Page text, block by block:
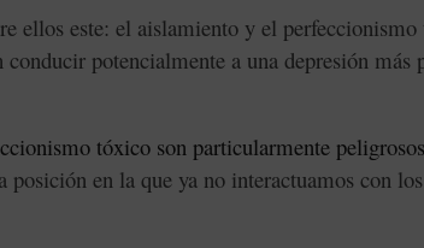
ellos este: el aislamiento y el
potencialmente a una depresión más
tóxico son particularmente
en la que ya no interactuamos con